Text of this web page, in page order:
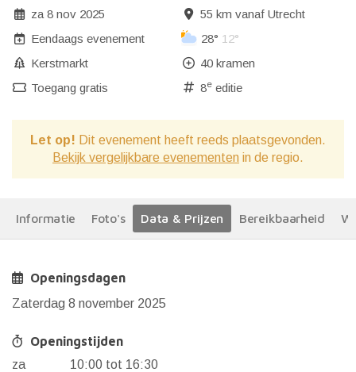
za 8 nov 2025
Eendaags evenement
Kerstmarkt
Toegang gratis
55 km vanaf Utrecht
28° 12°
40 kramen
8eeditie
Let op! Dit evenement heeft reeds plaatsgevonden.
Bekijk vergelijkbare evenementen in de regio.
Informatie Foto's Data & Prijzen Bereikbaarheid
Openingsdagen
Zaterdag 8 november 2025
Openingstijden
za 10:00 tot 16:30